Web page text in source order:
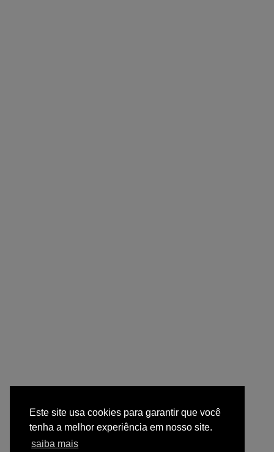
Este site usa cookies para garantir que você
tenha a melhor experiência em nosso site.
saiba mais